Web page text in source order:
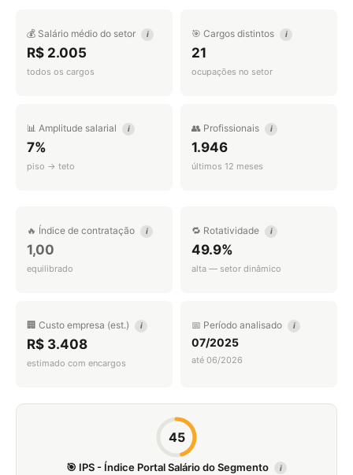
💰 Salário médio do setor i
R$ 2.005
todos os cargos
🎯 Cargos distintos i
21
ocupações no setor
📊 Amplitude salarial i
7%
piso → teto
👥 Profissionais i
1.946
últimos 12 meses
🔥 Índice de contratação i
1,00
equilibrado
🔁 Rotatividade i
49.9%
alta — setor dinâmico
🏢 Custo empresa (est.) i
R$ 3.408
estimado com encargos
📅 Período analisado i
07/2025
até 06/2026
45
🎯 IPS - Índice Portal Salário do Segmento i